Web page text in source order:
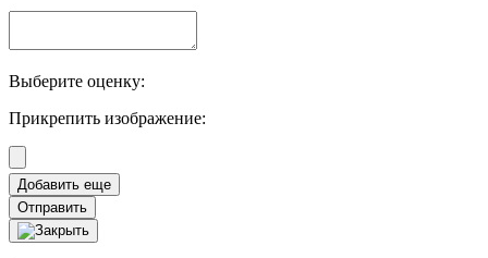
Выберите оценку:
Прикрепить изображение:
Отправить